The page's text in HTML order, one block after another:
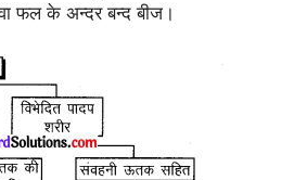
फल के अन्दर बन्द बीज।